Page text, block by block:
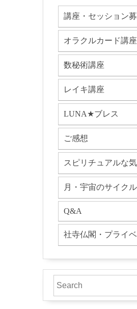
講座・セッション
オラクルカード講座
数秘術講座
レイキ講座
LUNA★ブレス
ご感想
スピリチュアルな
月・宇宙のサイクル
Q&A
社寺仏閣・プライベ